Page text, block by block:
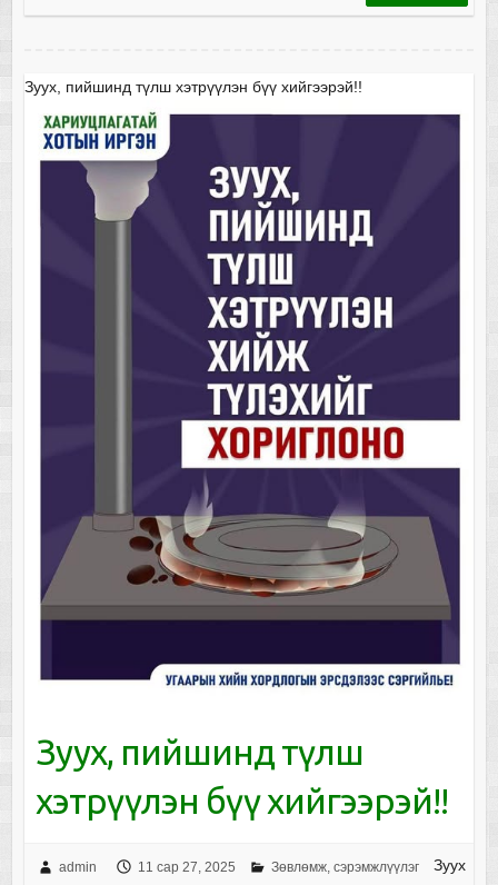
Зуух, пийшинд түлш хэтрүүлэн бүү хийгээрэй!!
Зуух, пийшинд түлш
хэтрүүлэн бүү хийгээрэй!!
admin 11 сар 27, 2025 Зөвлөмж, сэрэмжлүүлэг
Зуух